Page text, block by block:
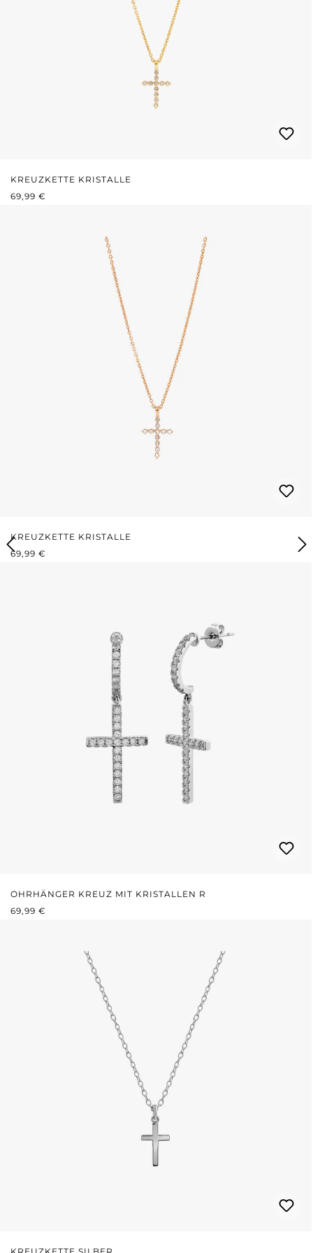
KREUZKETTE KRISTALLE
REGULÄRER PREIS:
69,99 €
KREUZKETTE KRISTALLE
REGULÄRER PREIS:
69,99 €
OHRHÄNGER KREUZ MIT KRISTALLEN R
REGULÄRER PREIS:
69,99 €